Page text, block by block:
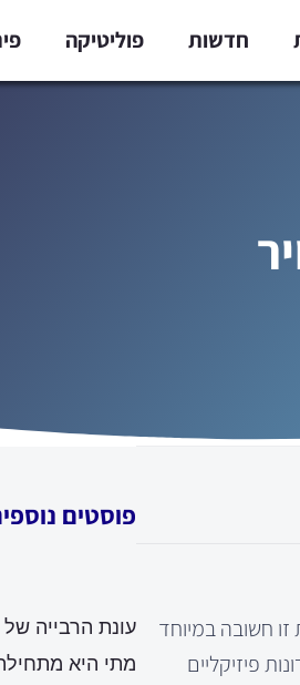
חדשות פוליטיקה
חשובה במיוחד
פיזיקליים
פוסטים
עונת הרבייה
מתי היא